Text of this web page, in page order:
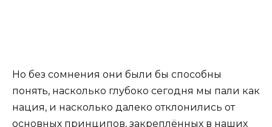
Но без сомнения они были бы способны
понять, насколько глубоко сегодня мы пали как
нация, и насколько далеко отклонились от
основных принципов, закреплённых в наших